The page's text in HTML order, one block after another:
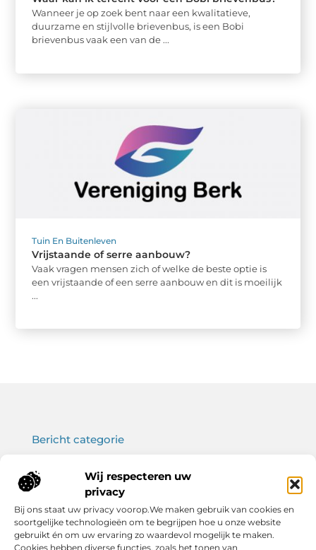
Wij respecteren uw
privacy
Bij ons staat uw privacy voorop.We maken gebruik van cookies en
soortgelijke technologieën om te begrijpen hoe u onze website
gebruikt én om uw ervaring zo waardevol mogelijk te maken.
Cookies hebben diverse functies, zoals het tonen van
Wanneer je op zoek bent naar een kwalitatieve,
duurzame en stijlvolle brievenbus, is een Bobi
brievenbus vaak een van de ...
Tuin En Buitenleven
Vrijstaande of serre aanbouw?
Vaak vragen mensen zich of welke de beste optie is
een vrijstaande of een serre aanbouw en dit is moeilijk
...
Onze informatie
Bericht categorie